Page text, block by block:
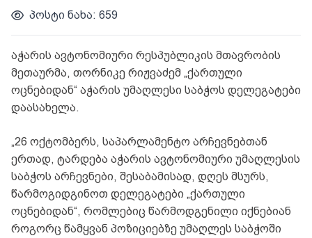
პოსტი ნახა: 659
აჭარის ავტონომიური რესპუბლიკის მთავრობის
მეთაურმა, თორნიკე რიჟვაძემ „ქართული
ოცნებიდან“ აჭარის უმაღლესი საბჭოს დელეგატები
დაასახელა.
„26 ოქტომბერს, საპარლამენტო არჩევნებთან
ერთად, ტარდება აჭარის ავტონომიური უმაღლესის
საბჭოს არჩევნები, შესაბამისად, დღეს მსურს,
წარმოგიდგინოთ დელეგატები „ქართული
ოცნებიდან“, რომლებიც წარმოდგენილი იქნებიან
როგორც წამყვან პოზიციებზე უმაღლეს საბჭოში